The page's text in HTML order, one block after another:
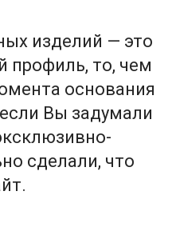
изделий — это
профиль, то, чем
основания
Вы задумали
сделали, что